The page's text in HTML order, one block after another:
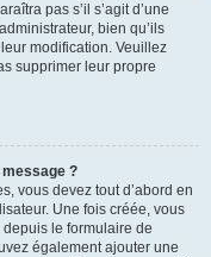
pas s’il s’agit d’une
bien qu’ils
modification. Veuillez
supprimer leur propre
?
vous devez tout d’abord en
Une fois créée, vous
le formulaire de
également ajouter une